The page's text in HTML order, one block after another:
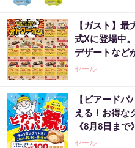
【ガスト】
式Xに登場中
デザートなど
セール
【ビアード
える！お得な
《8月8日まで》
セール